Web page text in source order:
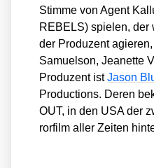
Stim­me von Agent
REBELS) spie­len,
der Pro­du­zent
Samu­el­son, Jea­nette
Pro­du­zent istJason
Pro­duc­tions. Deren
OUT, in den USA der
ror­film aller Zei­ten